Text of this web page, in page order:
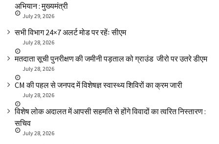
अभियान : मुख्यमंत्री
July 29, 2026
सभी विभाग 24×7 अलर्ट मोड पर रहेंः सीएम
July 28, 2026
मतदाता सूची पुनरीक्षण की जमीनी पड़ताल को ग्राउंड जीरो पर उतरे डीएम
July 28, 2026
CM की पहल से जनपद में विशेषज्ञ स्वास्थ्य शिविरों का क्रम जारी
July 28, 2026
विशेष लोक अदालत में आपसी सहमति से होंगे विवादों का त्वरित निस्तारण :
सचिव
July 28, 2026